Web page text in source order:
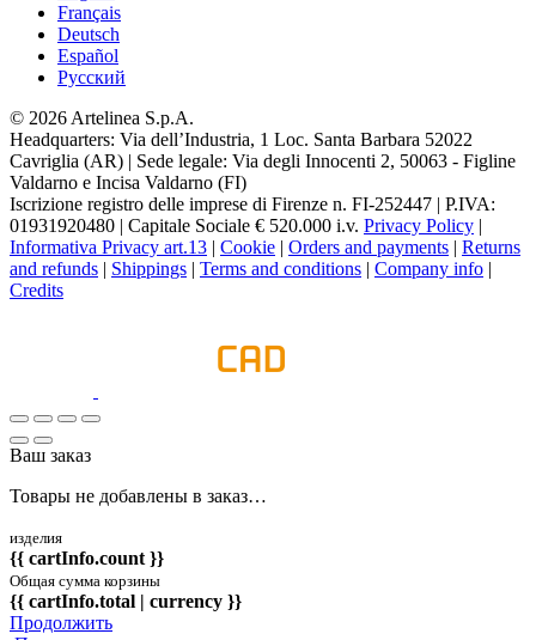
Français
Deutsch
Español
Pусский
© 2026 Artelinea S.p.A.
Headquarters: Via dell’Industria, 1 Loc. Santa Barbara 52022
Cavriglia (AR) | Sede legale: Via degli Innocenti 2, 50063 - Figline
Valdarno e Incisa Valdarno (FI)
Iscrizione registro delle imprese di Firenze n. FI-252447 | P.IVA:
01931920480 | Capitale Sociale € 520.000 i.v. Privacy Policy |
Informativa Privacy art.13 | Cookie | Orders and payments | Returns
and refunds | Shippings | Terms and conditions | Company info |
Credits
Ваш заказ
Товары не добавлены в заказ…
изделия
{{ cartInfo.count }}
Общая сумма корзины
{{ cartInfo.total | currency }}
Продолжить